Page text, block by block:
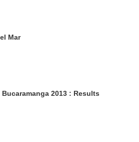
Mar
2013 : Results